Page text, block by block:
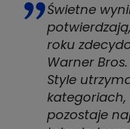
Świetne
roku
Warner
Style
kategoriach,
pozostaje